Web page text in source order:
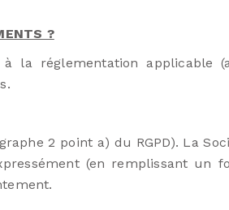
?
la réglementation
2 point a) du RGPD). La
(en remplissant